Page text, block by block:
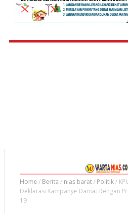
Home / Berita / nias barat/ Politik/
Deklarasi Kampanye Damai Dengan
19